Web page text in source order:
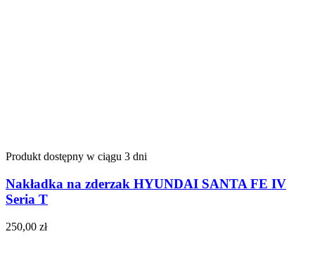
Produkt dostępny w ciągu 3 dni
Nakładka na zderzak HYUNDAI SANTA FE IV
Seria T
250,00 zł